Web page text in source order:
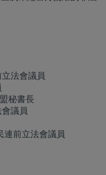
法會議員
秘書長
議員
連前立法會議員